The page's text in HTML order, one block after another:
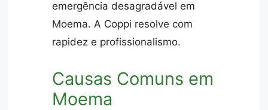
emergência desagradável em
Moema. A Coppi resolve com
rapidez e profissionalismo.
Causas Comuns em
Moema